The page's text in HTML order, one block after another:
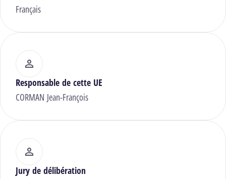
Français
Responsable de cette UE
CORMAN Jean-François
Jury de délibération